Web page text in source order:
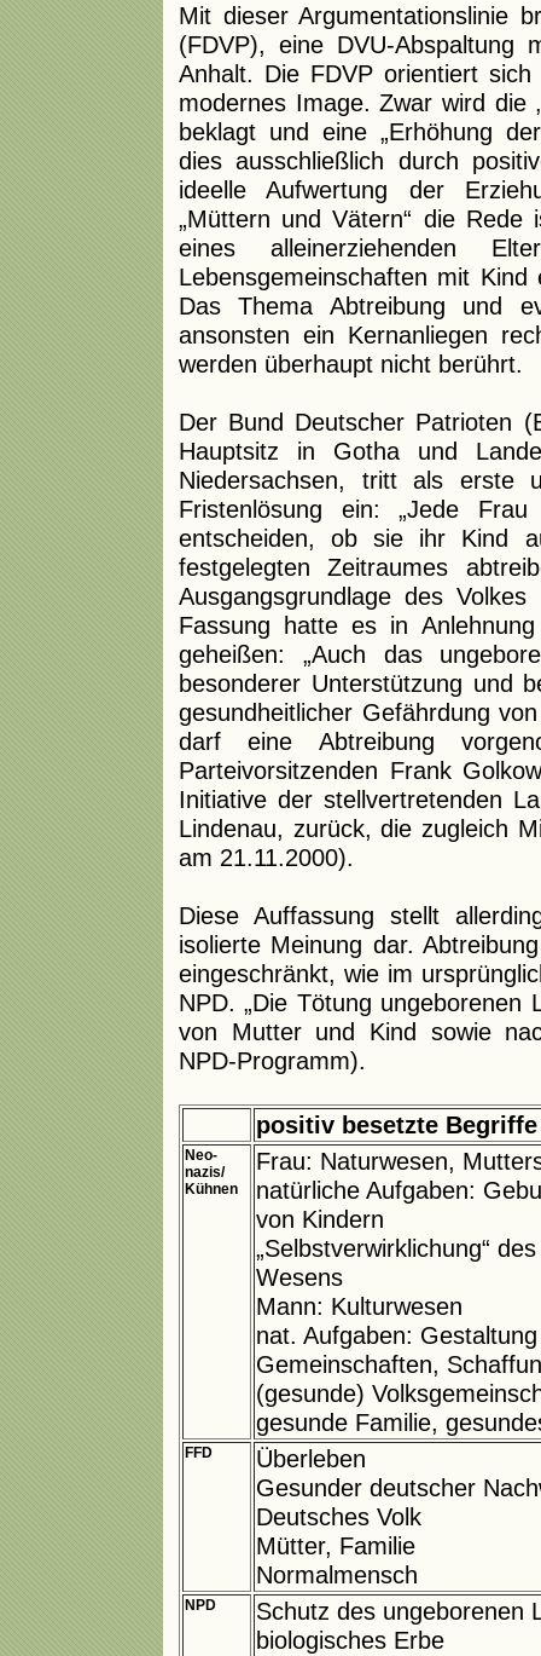
Mit dieser Argumentationslinie
(FDVP), eine DVU-Abspaltung
Anhalt. Die FDVP orientiert
modernes Image. Zwar wird die
beklagt und eine „Erhöhung
dies ausschließlich durch
ideelle Aufwertung der
„Müttern und Vätern“ die Rede
eines alleinerziehenden
Lebensgemeinschaften mit Kind
Das Thema Abtreibung und
ansonsten ein Kernanliegen
werden überhaupt nicht berührt.
Der Bund Deutscher Patrioten
Hauptsitz in Gotha und
Niedersachsen, tritt als erste
Fristenlösung ein: „Jede
entscheiden, ob sie ihr Kind
festgelegten Zeitraumes
Ausgangsgrundlage des
Fassung hatte es in
geheißen: „Auch das
besonderer Unterstützung und
gesundheitlicher Gefährdung
darf eine Abtreibung
Parteivorsitzenden Frank
Initiative der stellvertretenden
Lindenau, zurück, die zugleich
am 21.11.2000).
Diese Auffassung stellt
isolierte Meinung dar.
eingeschränkt, wie im
NPD. „Die Tötung
von Mutter und Kind sowie
NPD-Programm).
positiv besetzte Begriffe
Neo-
nazis/
Kühnen
Frau: Naturwesen,
natürliche Aufgaben:
von Kindern
„Selbstverwirklichung“
Wesens
Mann: Kulturwesen
nat. Aufgaben:
Gemeinschaften,
(gesunde)
gesunde Familie,
FFD
Überleben
Gesunder deutscher
Deutsches Volk
Mütter, Familie
Normalmensch
NPD
Schutz des ungeborenen
biologisches Erbe